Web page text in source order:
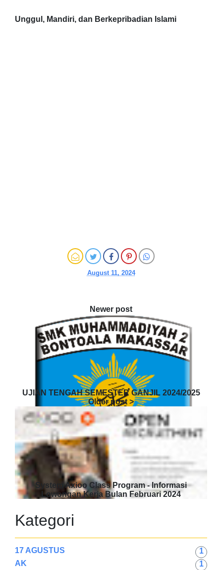
Unggul, Mandiri, dan Berkepribadian Islami
August 11, 2024
UJIAN TENGAH SEMESTER GANJIL 2024/2025
System Axioo Class Program - Informasi
Lowongan Kerja Bulan Februari 2024
Kategori
17 AGUSTUS
1
AK
1